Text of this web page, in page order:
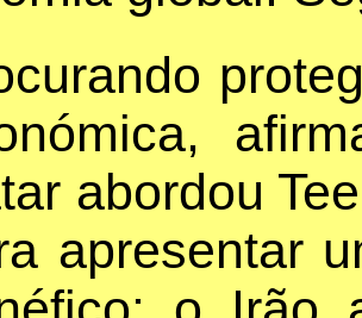
abordou
apresentar